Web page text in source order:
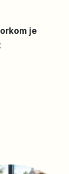
je